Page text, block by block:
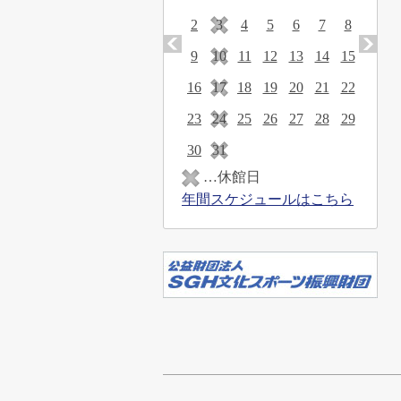
2 3 4 5 6 7 8
9 10 11 12 13 14 15
16 17 18 19 20 21 22
23 24 25 26 27 28 29
30
31
…休館日
年間スケジュールはこちら